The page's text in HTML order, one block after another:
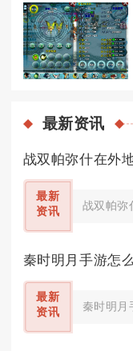
最新资讯
战双帕弥什在外
最新
资讯
战双帕弥
秦时明月手游怎
最新
资讯
秦时明